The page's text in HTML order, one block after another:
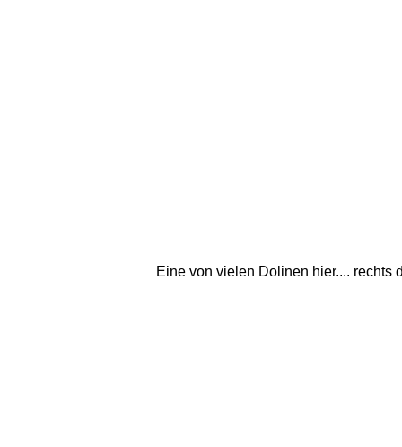
Eine von vielen Dolinen hier....